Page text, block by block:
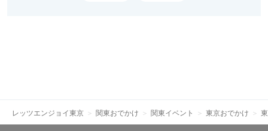
レッツエンジョイ東京 関東おでかけ 関東イベント 東京おでかけ